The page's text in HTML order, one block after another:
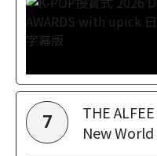
7
THE
New World